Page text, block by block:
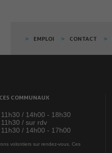
EMPLOI CONTACT
COMMUNAUX
/ 14h00 - 18h30
/ sur rdv
/ 14h00 - 17h00
volontiers sur rendez-vous. Ces